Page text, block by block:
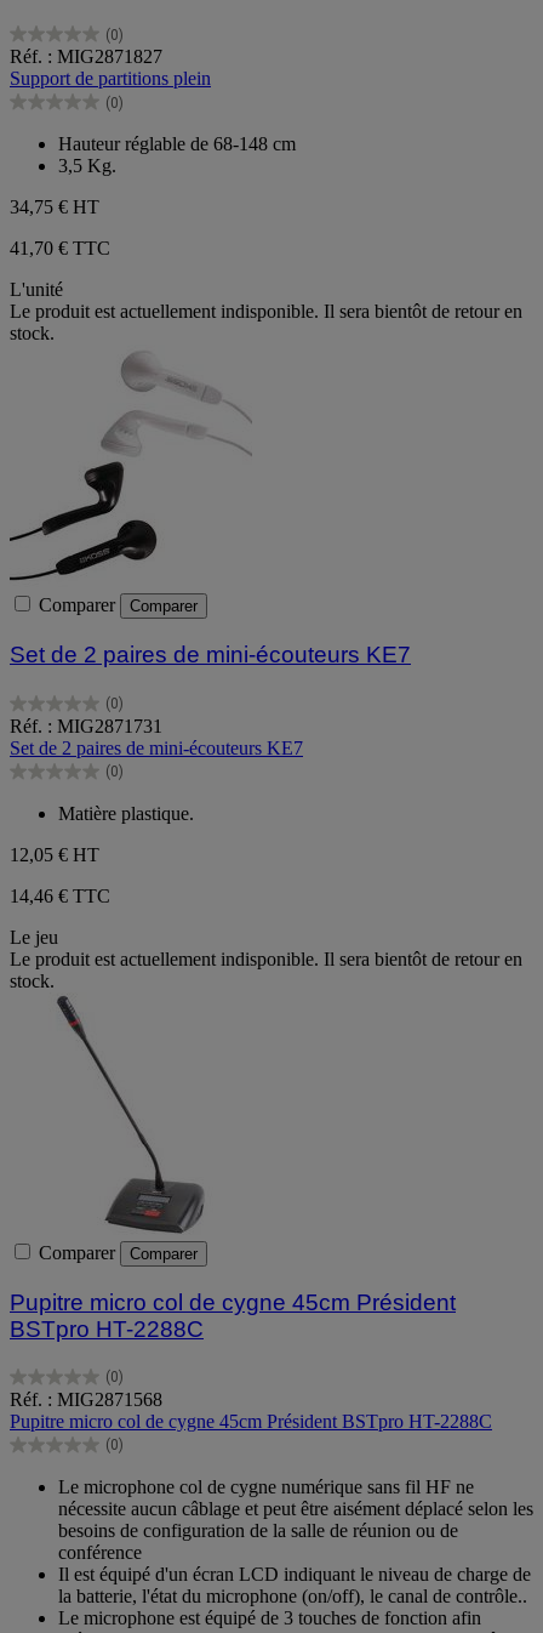
(0)
0.0
sur
5
étoiles.
Réf. : MIG2871827
Support de partitions plein
(0)
0.0
étoiles.
Hauteur réglable de 68-148 cm
3,5 Kg.
34,75 € HT
41,70 € TTC
L'unité
Le produit est actuellement indisponible. Il sera bientôt de retour en
stock.
Comparer Comparer
Set de 2 paires de mini-écouteurs KE7
(0)
0.0
sur
5
étoiles.
Réf. : MIG2871731
Set de 2 paires de mini-écouteurs KE7
(0)
0.0
étoiles.
Matière plastique.
12,05 € HT
14,46 € TTC
Le jeu
Le produit est actuellement indisponible. Il sera bientôt de retour en
stock.
Comparer Comparer
Pupitre micro col de cygne 45cm Président
BSTpro HT-2288C
(0)
0.0
sur
5
étoiles.
Réf. : MIG2871568
Pupitre micro col de cygne 45cm Président BSTpro HT-2288C
(0)
0.0
étoiles.
Le microphone col de cygne numérique sans fil HF ne
nécessite aucun câblage et peut être aisément déplacé selon les
besoins de configuration de la salle de réunion ou de
conférence
Il est équipé d'un écran LCD indiquant le niveau de charge de
la batterie, l'état du microphone (on/off), le canal de contrôle..
Le microphone est équipé de 3 touches de fonction afin